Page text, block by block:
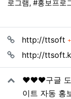
로그램, #홍보프로
http://ttsoft
http://
❤️❤️❤️구글 도
이트 자동 홍